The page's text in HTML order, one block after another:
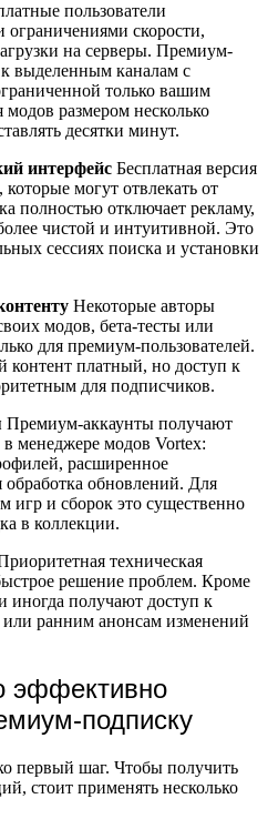
пользователи
ограничениями скорости,
на серверы. Премиум-
выделенным каналам с
только вашим
размером несколько
десятки минут.
интерфейс Бесплатная версия
могут отвлекать от
полностью отключает рекламу,
чистой и интуитивной. Это
сессиях поиска и установки
Некоторые авторы
модов, бета-тесты или
для премиум-пользователей.
контент платный, но доступ к
для подписчиков.
Премиум-аккаунты получают
менеджере модов Vortex:
расширенное
обработка обновлений. Для
игр и сборок это существенно
в коллекции.
техническая
решение проблем. Кроме
иногда получают доступ к
ранним анонсам изменений
эффективно
подписку
первый шаг. Чтобы получить
стоит применять несколько